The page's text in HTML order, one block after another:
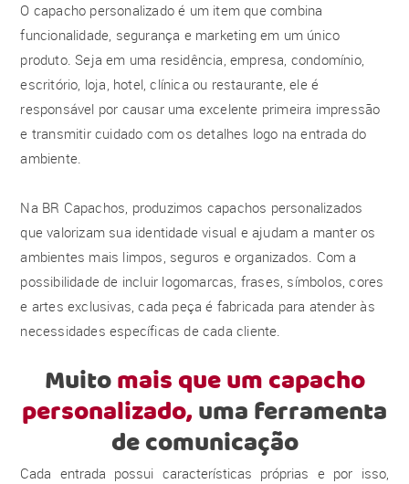
O capacho personalizado é um item que combina
funcionalidade, segurança e marketing em um único
produto. Seja em uma residência, empresa, condomínio,
escritório, loja, hotel, clínica ou restaurante, ele é
responsável por causar uma excelente primeira impressão
e transmitir cuidado com os detalhes logo na entrada do
ambiente.
Na BR Capachos, produzimos capachos personalizados
que valorizam sua identidade visual e ajudam a manter os
ambientes mais limpos, seguros e organizados. Com a
possibilidade de incluir logomarcas, frases, símbolos, cores
e artes exclusivas, cada peça é fabricada para atender às
necessidades específicas de cada cliente.
Muitomais que um capacho
personalizado,uma ferramenta
de comunicação
Cada entrada possui características próprias e por isso,